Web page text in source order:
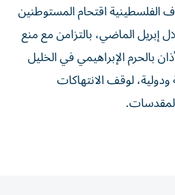
الفلسطينية اقتحام المستوطنين
30 مرة خلال إبريل الماضي، بالتزامن مع منع
بالحرم الإبراهيمي في الخليل
لوقف الانتهاكات